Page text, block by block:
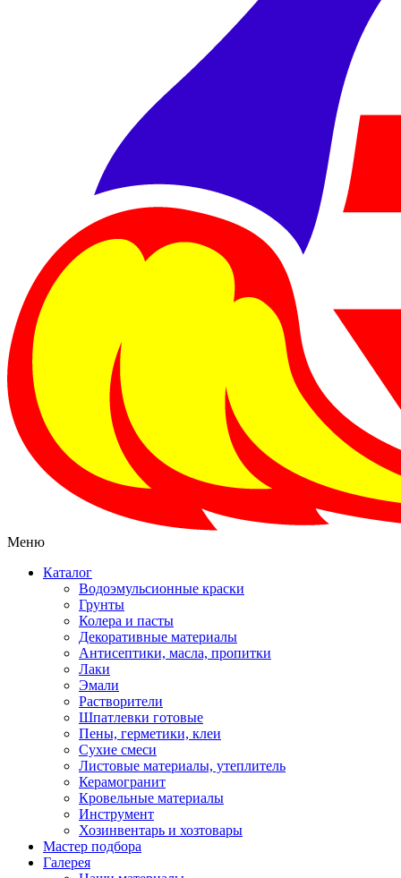
Меню
Каталог
Водоэмульсионные краски
Грунты
Колера и пасты
Декоративные материалы
Антисептики, масла, пропитки
Лаки
Эмали
Растворители
Шпатлевки готовые
Пены, герметики, клеи
Сухие смеси
Листовые материалы, утеплитель
Керамогранит
Кровельные материалы
Инструмент
Хозинвентарь и хозтовары
Мастер подбора
Галерея